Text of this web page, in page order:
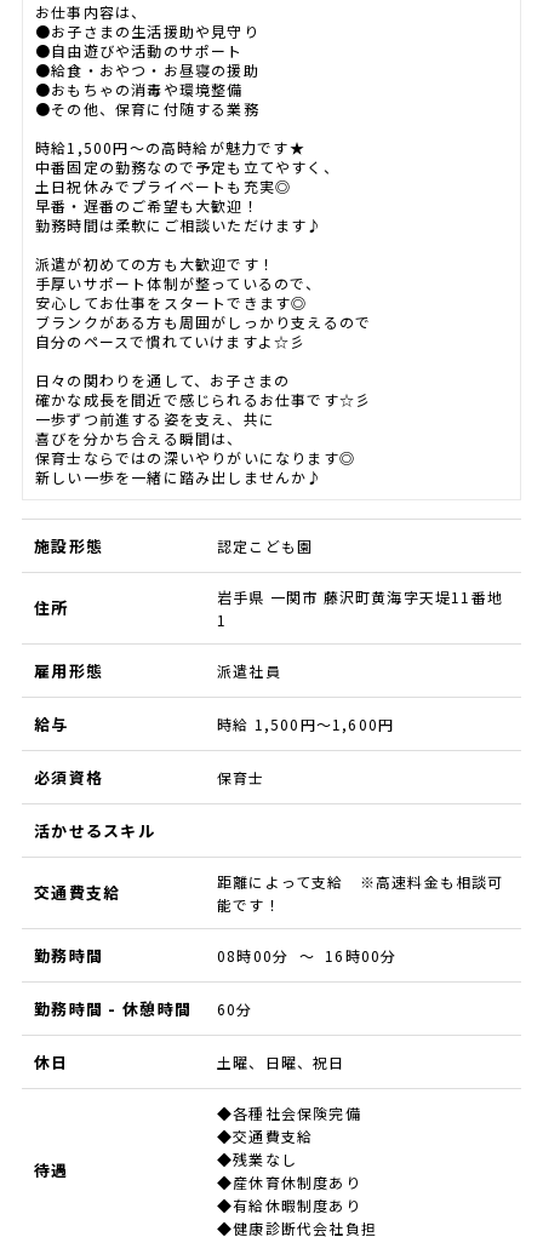
お仕事内容は、
●お子さまの生活援助や見守り
●自由遊びや活動のサポート
●給食・おやつ・お昼寝の援助
●おもちゃの消毒や環境整備
●その他、保育に付随する業務
時給1,500円〜の高時給が魅力です★
中番固定の勤務なので予定も立てやすく、
土日祝休みでプライベートも充実◎
早番・遅番のご希望も大歓迎！
勤務時間は柔軟にご相談いただけます♪
派遣が初めての方も大歓迎です！
手厚いサポート体制が整っているので、
安心してお仕事をスタートできます◎
ブランクがある方も周囲がしっかり支えるので
自分のペースで慣れていけますよ☆彡
日々の関わりを通して、お子さまの
確かな成長を間近で感じられるお仕事です☆彡
一歩ずつ前進する姿を支え、共に
喜びを分かち合える瞬間は、
保育士ならではの深いやりがいになります◎
新しい一歩を一緒に踏み出しませんか♪
施設形態 認定こども園
住所
岩手県 一関市 藤沢町黄海字天堤11番地
1
雇用形態 派遣社員
給与 時給 1,500円～1,600円
必須資格 保育士
活かせるスキル
交通費支給
距離によって支給 ※高速料金も相談可
能です！
勤務時間 08時00分 ～ 16時00分
勤務時間 - 休憩時間 60分
休日 土曜、日曜、祝日
待遇
◆各種社会保険完備
◆交通費支給
◆残業なし
◆産休育休制度あり
◆有給休暇制度あり
◆健康診断代会社負担